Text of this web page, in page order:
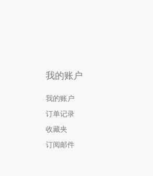
我的账户
我的账户
订单记录
收藏夹
订阅邮件